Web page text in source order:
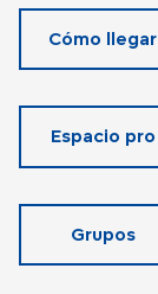
Cómo llegar
Espacio pro
Grupos